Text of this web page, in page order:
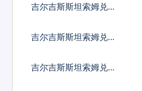
吉尔吉斯斯坦索姆兑墨
吉尔吉斯斯坦索姆兑新
吉尔吉斯斯坦索姆兑泰